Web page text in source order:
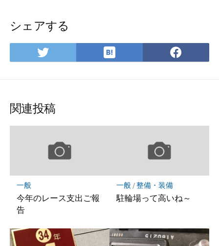
シェアする
Twitter
で
は
て
マ
存
で
関連投稿
一般
今年のレース支出ご報
告
一般/整備・装備
駐輪場って高いね～